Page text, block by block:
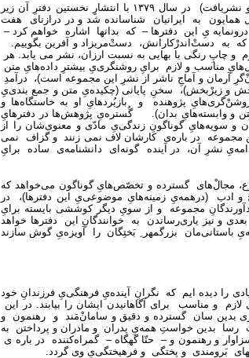
از ایران چه می دانم؟ که چند جلدِ از آن هم در دهه‌ی سی به فارسی ترجمه‌شد و نشریافت) در سال ١٣٧٩ با انتشارِِ نخستین دفترِ آن زیر
به ایرانیان شناسانده شد و در درازنای هفت
یِ این دفترها – که بدانها اشاره خواهم کرد –
به دستْ‌اندرْکارانش، دستْ‌مریزاد و آفرین بگوییم.
سانتیمتر)، کاغذ سفید و جلدِ نرم و چاپِ رنگی با بهایی به نسبت ارزان، نشر می یابد. هر
و جدول‌هایِ مناسب و لازم برایِ روشنگری‌یِ بیشترِ داده‌هایِ متن
آرمان و آماجِ ناشر از نشرِ این مجموعه است)، درآمدِ
و زیرْبخش)، سخنِ پایانی (چکیده‌یِ متن و جمع بندی‌یِ
پژوهنده و بازبُردهایِ او به خاستگاه‌ها و
و وابسته‌هایِ بدان). گُستره‌یِ پژوهش‌ها در دفترهایِ
و سویه‌هایِ گوناگونِ زندگی‌یِ مادّی و معنوی‌شان را از
مجموعه در باره‌ی کارشان لاف نمی زنند و گزاف نمی
نشرِ آن، در آینده گونه‌ای دانشنامه‌ی ساده برایِ
مجالْ‌های گسترده و تخصّص‌هایِ گوناگون می‌خواهد که
و ادب (درهمه‌یِ زمینه‌هایِ موضوعی‌یِ این دفترها)، در
مجموعه و از سویِ دیگر کوششی بایسته برایِ
و نیز یاری‌رساندن به خوانندگانِ این دفترها خواهد
باستانی‌مان بزرگمهر ِ بَختِگان را آویزه‌یِ گوش سازند
را دیده ایم که نگرانِ آینده‌یِ فرهنگی‌یِ فرزندانِ خود
و مناسب برای آگاهانیدن ایشان را بیابند. در این
بدین سان گسترده و دقیق و سامانْ‌مَند و رهنمون و
بدین خواستِ همه‌یِ پدران و مادران و پرداختن به
و رهنمون و – حتّا گهگاه – گمراه‌کننده در باره ی
بَرومندی و پختگی و فرهیختگی‌یِ وی گردد.